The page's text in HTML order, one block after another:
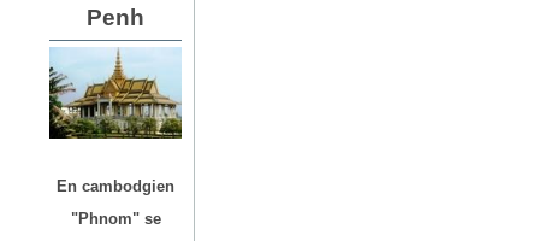
Penh
En cambodgien
"Phnom" se